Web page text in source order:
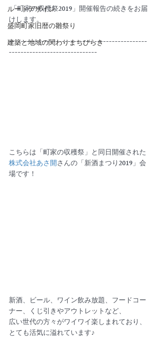
ルートデザイン
盛岡町家旧暦の雛祭り
建築と地域の関わりまちびらき
「町家の収穫祭2019」開催報告の続きをお届
けします。
-----------------------------------------------
------------------------------
こちらは「町家の収穫祭」と同日開催された
株式会社あさ開さんの「新酒まつり2019」会
場です！
新酒、ビール、ワイン飲み放題、フードコー
ナー、くじ引きやアウトレットなど、
広い世代の方々がワイワイ楽しまれており、
とても活気に溢れています♪